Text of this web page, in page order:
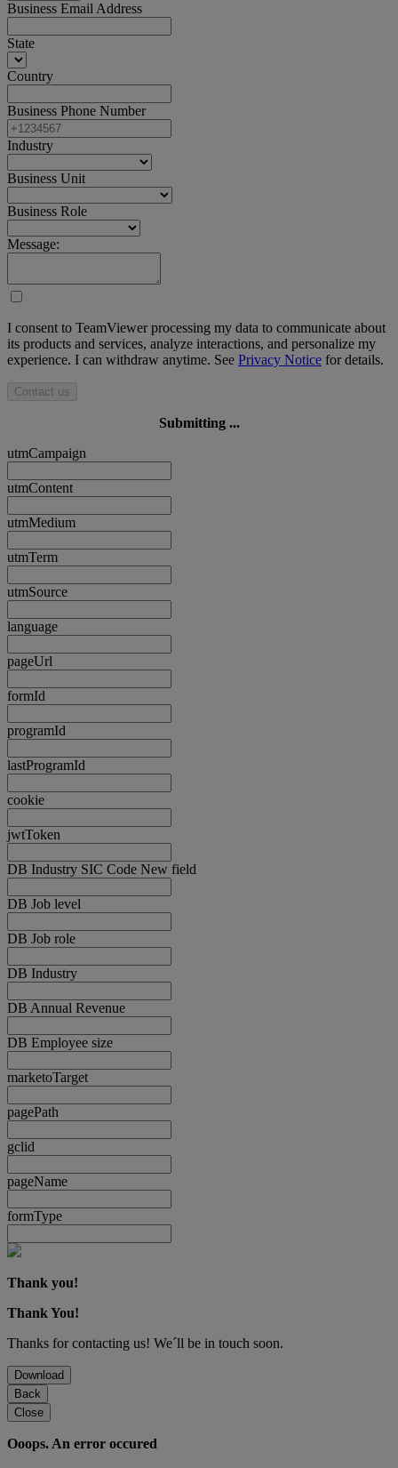
Business Email Address
State
Country
Business Phone Number
Industry
Business Unit
Business Role
Message:
I consent to TeamViewer processing my data to communicate about
its products and services, analyze interactions, and personalize my
experience. I can withdraw anytime. See Privacy Notice for details.
Contact us
Submitting ...
utmCampaign
utmContent
utmMedium
utmTerm
utmSource
language
pageUrl
formId
programId
lastProgramId
cookie
jwtToken
DB Industry SIC Code New field
DB Job level
DB Job role
DB Industry
DB Annual Revenue
DB Employee size
marketoTarget
pagePath
gclid
pageName
formType
Thank you!
Thank You!
Thanks for contacting us! We´ll be in touch soon.
Download
Back
Close
Ooops. An error occured